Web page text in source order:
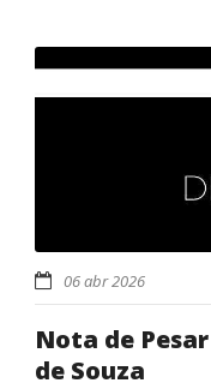
06 abr 2026
Nota de
de Souza